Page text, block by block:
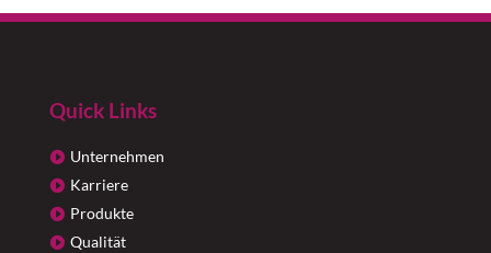
Quick Links
Unternehmen
Karriere
Produkte
Qualität